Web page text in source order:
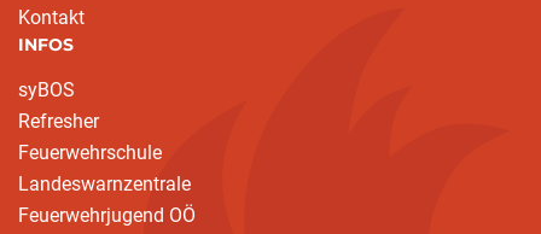
Kontakt
INFOS
syBOS
Refresher
Feuerwehrschule
Landeswarnzentrale
Feuerwehrjugend OÖ